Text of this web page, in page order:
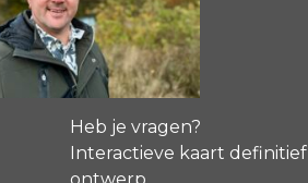
Heb je vragen?
Interactieve kaart definitief
ontwerp